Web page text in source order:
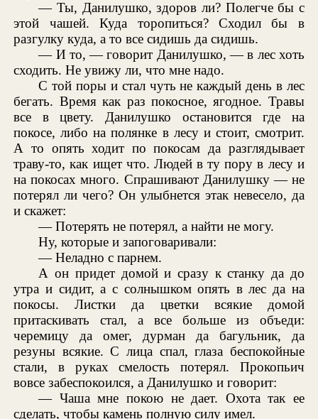
— Ты, Данилушко, здоров ли? Полегче бы с
этой чашей. Куда торопиться? Сходил бы в
разгулку куда, а то все сидишь да сидишь.
— И то, — говорит Данилушко, — в лес хоть
сходить. Не увижу ли, что мне надо.
С той поры и стал чуть не каждый день в лес
бегать. Время как раз покосное, ягодное. Травы
все в цвету. Данилушко остановится где на
покосе, либо на полянке в лесу и стоит, смотрит.
А то опять ходит по покосам да разглядывает
траву-то, как ищет что. Людей в ту пору в лесу и
на покосах много. Спрашивают Данилушку — не
потерял ли чего? Он улыбнется этак невесело, да
и скажет:
— Потерять не потерял, а найти не могу.
Ну, которые и запоговаривали:
— Неладно с парнем.
А он придет домой и сразу к станку да до
утра и сидит, а с солнышком опять в лес да на
покосы. Листки да цветки всякие домой
притаскивать стал, а все больше из объеди:
черемицу да омег, дурман да багульник, да
резуны всякие. С лица спал, глаза беспокойные
стали, в руках смелость потерял. Прокопьич
вовсе забеспокоился, а Данилушко и говорит:
— Чаша мне покою не дает. Охота так ее
сделать, чтобы камень полную силу имел.